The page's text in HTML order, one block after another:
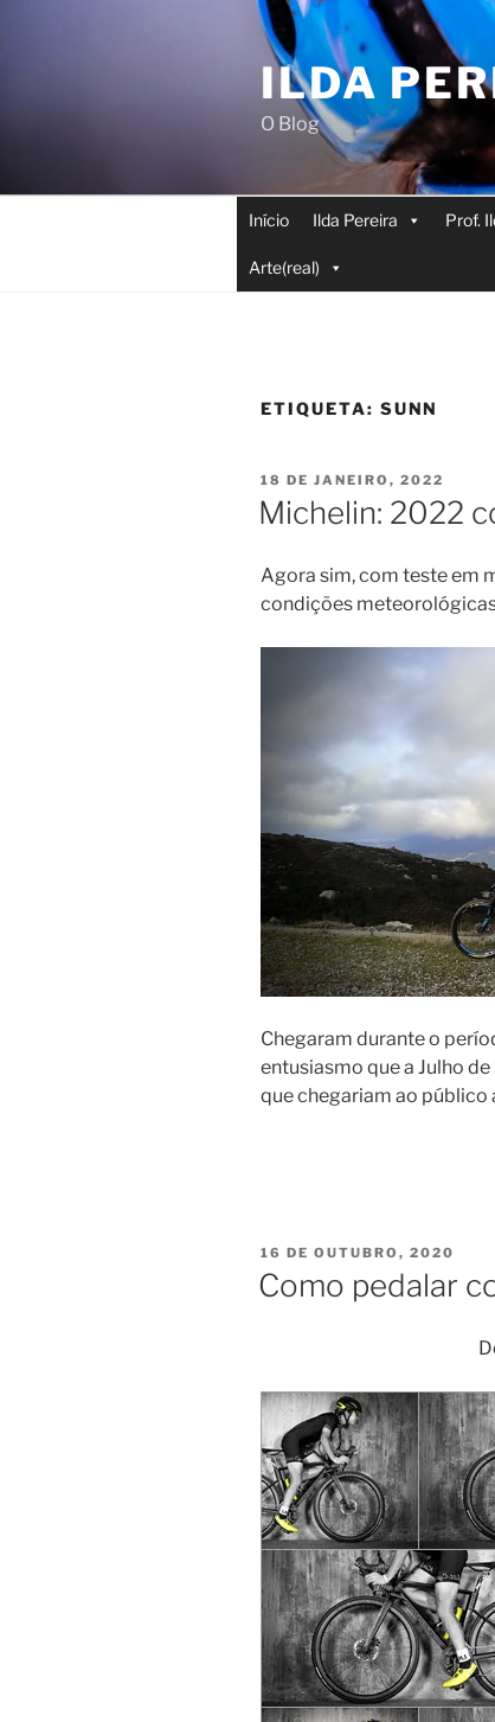
ILDA
O Blog
Início Ilda Pereira Prof.
Arte(real)
ETIQUETA: SUNN
PUBLICADO
EM
18 DE JANEIRO, 2022
Michelin: 2022
Agora sim, com teste em
condições
Chegaram durante o
entusiasmo que a Julho
que chegariam ao público
PUBLICADO
EM
16 DE OUTUBRO, 2020
Como pedalar